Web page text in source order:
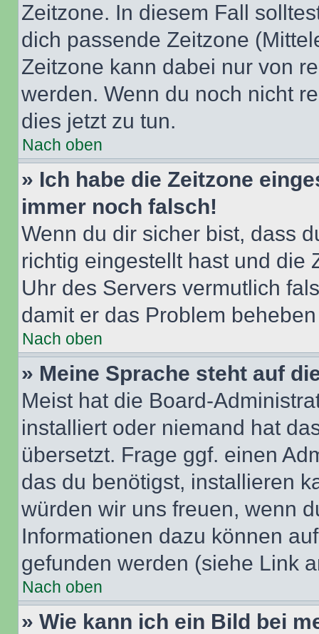
Zeitzone. In diesem Fall
dich passende Zeitzone
Zeitzone kann dabei nur von
werden. Wenn du noch nicht
dies jetzt zu tun.
Nach oben
» Ich habe die Zeitzone
immer noch falsch!
Wenn du dir sicher bist, dass
richtig eingestellt hast und die
Uhr des Servers vermutlich
damit er das Problem
Nach oben
» Meine Sprache steht auf
Meist hat die Board-
installiert oder niemand hat
übersetzt. Frage ggf. einen
das du benötigst, installieren
würden wir uns freuen, wenn
Informationen dazu können
gefunden werden (siehe Link
Nach oben
» Wie kann ich ein Bild bei